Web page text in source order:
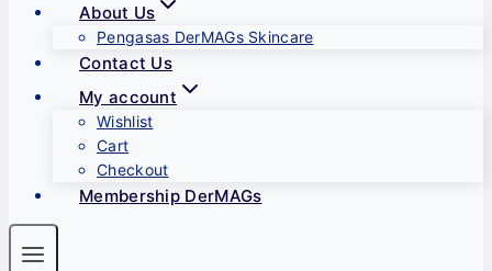
About Us
Pengasas DerMAGs Skincare
Contact Us
My account
Wishlist
Cart
Checkout
Membership DerMAGs